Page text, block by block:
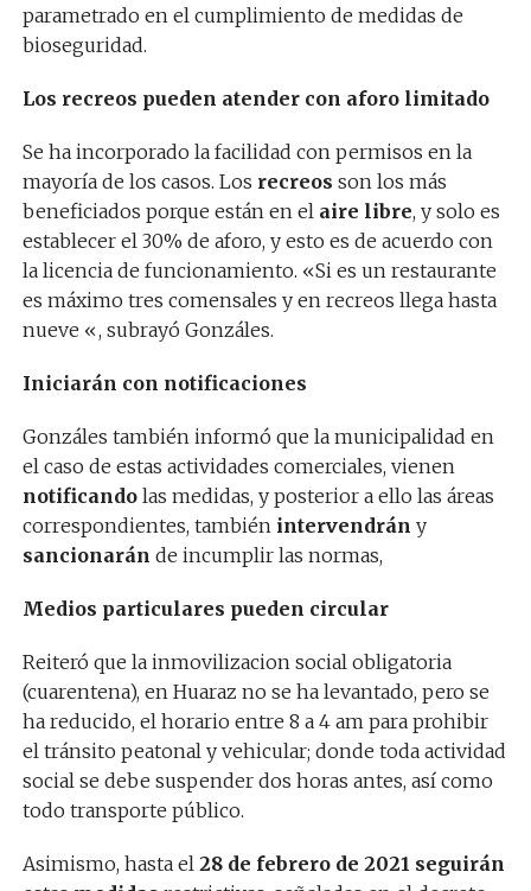
parametrado en el cumplimiento de medidas de
bioseguridad.
Los recreos pueden atender con aforo limitado
Se ha incorporado la facilidad con permisos en la
mayoría de los casos. Los recreos son los más
beneficiados porque están en el aire libre, y solo es
establecer el 30% de aforo, y esto es de acuerdo con
la licencia de funcionamiento. «Si es un restaurante
es máximo tres comensales y en recreos llega hasta
nueve «, subrayó Gonzáles.
Iniciarán con notificaciones
Gonzáles también informó que la municipalidad en
el caso de estas actividades comerciales, vienen
notificandolas medidas, y posterior a ello las áreas
correspondientes, también intervendrán y
sancionarán de incumplir las normas,
Medios particulares pueden circular
Reiteró que la inmovilizacion social obligatoria
(cuarentena), en Huaraz no se ha levantado, pero se
ha reducido, el horario entre 8 a 4 am para prohibir
el tránsito peatonal y vehicular; donde toda actividad
social se debe suspender dos horas antes, así como
todo transporte público.
Asimismo, hasta el 28 de febrero de 2021 seguirán